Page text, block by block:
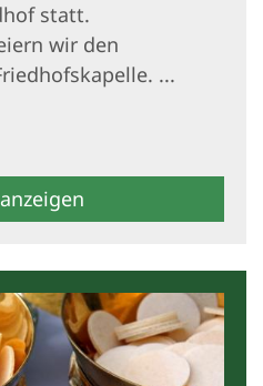
statt.
wir den
...